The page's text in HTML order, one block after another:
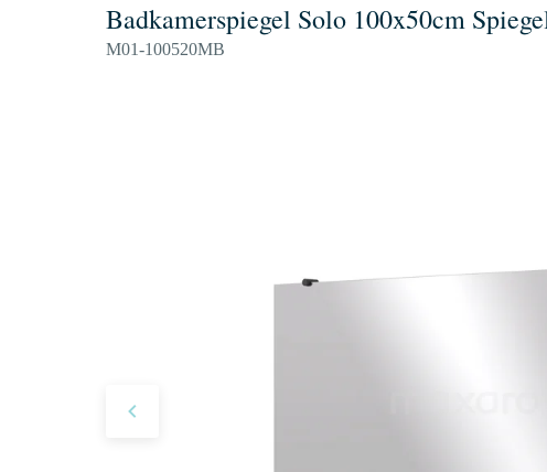
Badkamerspiegel Solo 100x50cm
M01-100520MB